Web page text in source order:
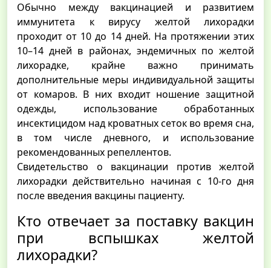
Обычно между вакцинацией и развитием
иммунитета к вирусу желтой лихорадки
проходит от 10 до 14 дней. На протяжении этих
10–14 дней в районах, эндемичных по желтой
лихорадке, крайне важно принимать
дополнительные меры индивидуальной защиты
от комаров. В них входит ношение защитной
одежды, использование обработанных
инсектицидом над кроватных сеток во время сна,
в том числе дневного, и использование
рекомендованных репеллентов.
Свидетельство о вакцинации против желтой
лихорадки действительно начиная с 10-го дня
после введения вакцины пациенту.
Кто отвечает за поставку вакцин
при вспышках желтой
лихорадки?